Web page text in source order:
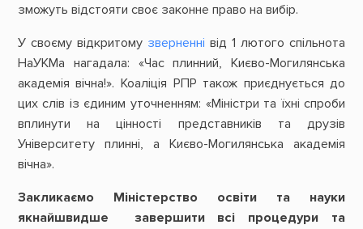
зможуть відстояти своє законне право на вибір.
У своєму відкритому зверненні від 1 лютого спільнота
НаУКМа нагадала: «Час плинний, Києво-Могилянська
академія вічна!». Коаліція РПР також приєднується до
цих слів із єдиним уточненням: «Міністри та їхні спроби
вплинути на цінності представників та друзів
Університету плинні, а Києво-Могилянська академія
вічна».
Закликаємо Міністерство освіти та науки
якнайшвидше завершити всі процедури та